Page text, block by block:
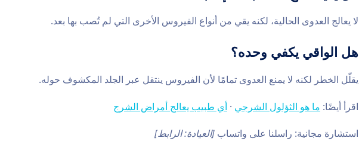
لا يعالج العدوى الحالية، لكنه يقي من أنواع الفيروس الأخرى التي لم تُصب بها بعد.
هل الواقي يكفي وحده؟
يقلّل الخطر لكنه لا يمنع العدوى تمامًا لأن الفيروس ينتقل عبر الجلد المكشوف حوله.
اقرأ أيضًا: ما هو الثؤلول الشرجي · أي طبيب يعالج أمراض الشرج
استشارة مجانية: راسلنا على واتساب [العيادة: الرابط]